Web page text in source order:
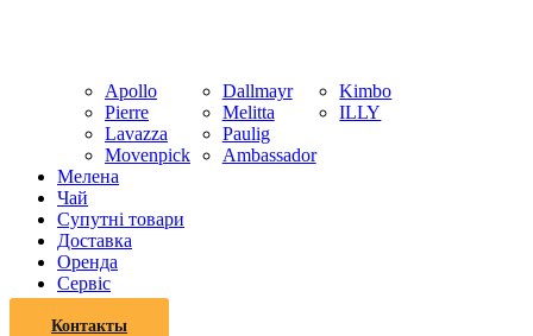
Apollo
Pierre
Lavazza
Movenpick
Dallmayr
Melitta
Paulig
Ambassador
Kimbo
ILLY
Мелена
Чай
Супутні товари
Доставка
Оренда
Cервіс
Контакты